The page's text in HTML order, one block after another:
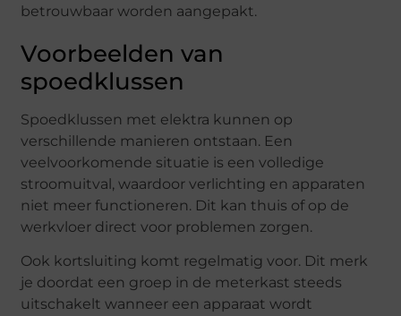
betrouwbaar worden aangepakt.
Voorbeelden van
spoedklussen
Spoedklussen met elektra kunnen op
verschillende manieren ontstaan. Een
veelvoorkomende situatie is een volledige
stroomuitval, waardoor verlichting en apparaten
niet meer functioneren. Dit kan thuis of op de
werkvloer direct voor problemen zorgen.
Ook kortsluiting komt regelmatig voor. Dit merk
je doordat een groep in de meterkast steeds
uitschakelt wanneer een apparaat wordt